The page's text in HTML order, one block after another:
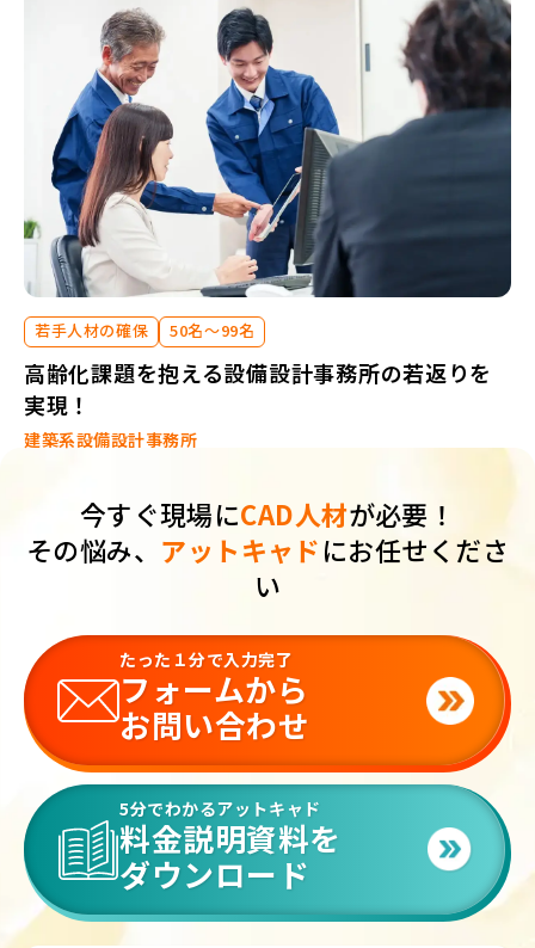
若手人材の確保 50名～99名
高齢化課題を抱える設備設計事務所の若返りを
実現！
建築系設備設計事務所
今すぐ現場にCAD人材が必要！
その悩み、 アットキャドにお任せくださ
い
たった１分で入力完了
フォームから
お問い合わせ
5分でわかるアットキャド
料金説明資料を
ダウンロード